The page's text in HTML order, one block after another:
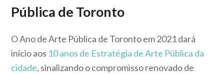
Pública de Toronto
O Ano de Arte Pública de Toronto em 2021 dará
início aos 10 anos de Estratégia de Arte Pública da
cidade, sinalizando o compromisso renovado de